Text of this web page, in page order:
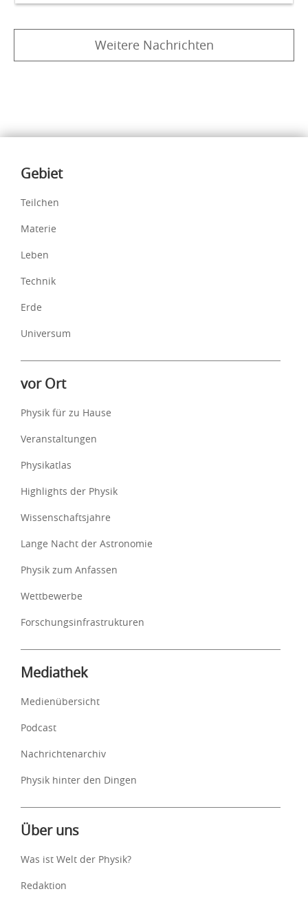
Weitere Nachrichten
Inhalte
Gebiet
Teilchen
Materie
Leben
Technik
Erde
Universum
vor Ort
Physik für zu Hause
Veranstaltungen
Physikatlas
Highlights der Physik
Wissenschaftsjahre
Lange Nacht der Astronomie
Physik zum Anfassen
Wettbewerbe
Forschungsinfrastrukturen
Mediathek
Medienübersicht
Podcast
Nachrichtenarchiv
Physik hinter den Dingen
Über uns
Was ist Welt der Physik?
Redaktion